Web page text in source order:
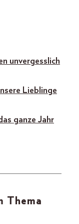
unvergesslich
Lieblinge
ganze Jahr
Thema